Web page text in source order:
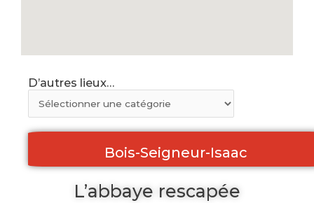
D’autres lieux…
Bois-Seigneur-Isaac
L’abbaye rescapée